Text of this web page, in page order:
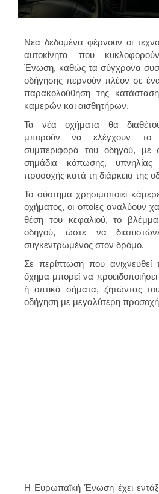
Νέα δεδομένα φέρνουν οι
αυτοκίνητα που
Ένωση, καθώς τα σύγχρονα
οδήγησης περνούν πλέον σε
παρακολούθηση της
καμερών και αισθητήρων.
Τα νέα οχήματα θα
μπορούν να ελέγχουν
συμπεριφορά του οδηγού, με
σημάδια κόπωσης,
προσοχής κατά τη διάρκεια της
Το σύστημα χρησιμοποιεί
οχήματος, οι οποίες αναλύουν
θέση του κεφαλιού, το βλέμμα
οδηγού, ώστε να
συγκεντρωμένος στον δρόμο.
Σε περίπτωση που ανιχνευθεί
όχημα μπορεί να
ή οπτικά σήματα, ζητώντας
οδήγηση με μεγαλύτερη
Η Ευρωπαϊκή Ένωση έχει